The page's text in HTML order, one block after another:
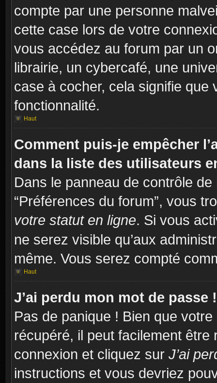
compte par une personne
cette case lors de votre
vous accédez au forum par un
librairie, un cybercafé, une
case à cocher, cela signifie
fonctionnalité.
Haut
Comment puis-je empêcher
dans la liste des utilisateurs
Dans le panneau de contrôle de
“Préférences du forum”, vous
votre statut en ligne. Si vous
ne serez visible qu’aux
même. Vous serez compté
Haut
J’ai perdu mon mot de passe !
Pas de panique ! Bien que
récupéré, il peut facilement
connexion et cliquez sur J’ai
instructions et vous devriez